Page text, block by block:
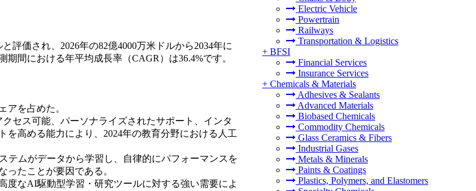
Electric Vehicle
Powertrain
Railways
Transportation & Logistics
+ BFSI
Financial Services
Insurance Services
+ Chemicals & Materials
Adhesives & Sealants
Advanced Materials
Biobased Chemicals
Commodity Chemicals
Glass Ceramics & Fibers
Industrial Gases
Metals & Minerals
Paints & Coatings
Plastics, Polymers, and Elastomers
評価され、2026年の82億4000万米ドルから2034年に
間における年平均成長率（CAGR）は36.4%です。
アを占めた。
セス可能、パーソナライズされたサポート、インタ
高める能力により、2024年の教育分野における人工
テムがデータから学習し、自律的にパフォーマンスを
ったことが要因である。
度なAI駆動型学習・研究ツールに対する強い需要によ